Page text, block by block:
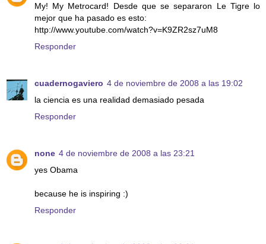
My! My Metrocard! Desde que se separaron Le Tigre lo
mejor que ha pasado es esto:
http://www.youtube.com/watch?v=K9ZR2sz7uM8
Responder
cuadernogaviero 4 de noviembre de 2008 a las 19:02
la ciencia es una realidad demasiado pesada
Responder
none 4 de noviembre de 2008 a las 23:21
yes Obama
because he is inspiring :)
Responder